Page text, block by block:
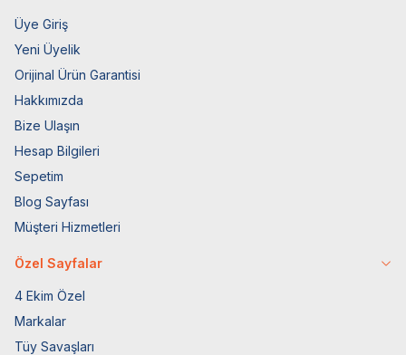
Üye Giriş
Yeni Üyelik
Orijinal Ürün Garantisi
Hakkımızda
Bize Ulaşın
Hesap Bilgileri
Sepetim
Blog Sayfası
Müşteri Hizmetleri
Özel Sayfalar
4 Ekim Özel
Markalar
Tüy Savaşları